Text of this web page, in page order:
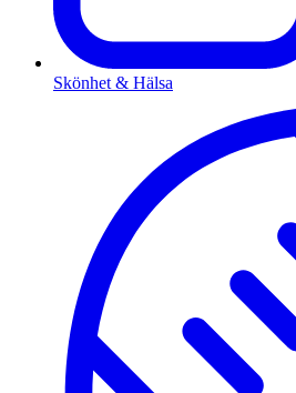
Skönhet & Hälsa